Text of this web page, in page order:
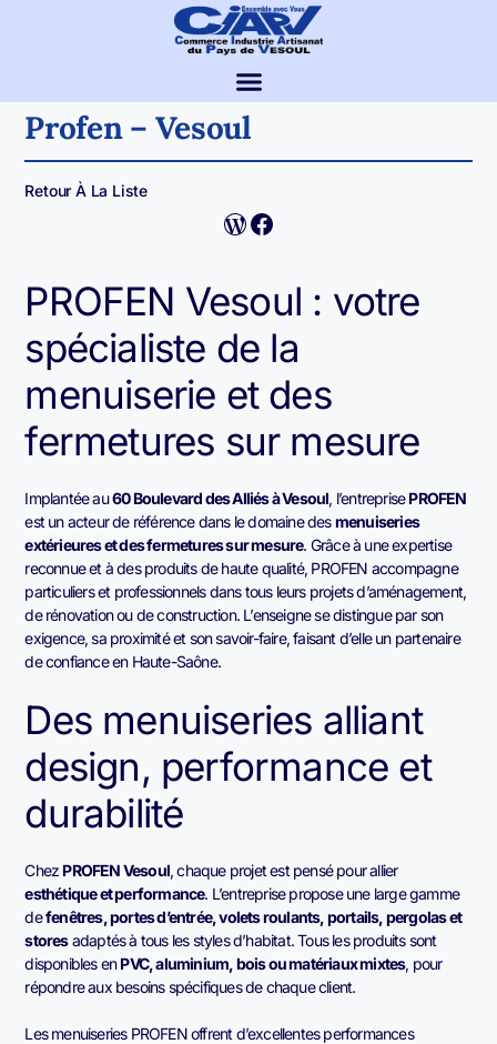
Profen – Vesoul
Retour À La Liste
PROFEN Vesoul : votre
spécialiste de la
menuiserie et des
fermetures sur mesure
Implantée au60 Boulevard des Alliés à Vesoul, l’entreprisePROFEN
est un acteur de référence dans le domaine desmenuiseries
extérieures et des fermetures sur mesure. Grâce à une expertise
reconnue et à des produits de haute qualité, PROFEN accompagne
particuliers et professionnels dans tous leurs projets d’aménagement,
de rénovation ou de construction. L’enseigne se distingue par son
exigence, sa proximité et son savoir-faire, faisant d’elle un partenaire
de confiance en Haute-Saône.
Des menuiseries alliant
design, performance et
durabilité
Chez PROFEN Vesoul, chaque projet est pensé pour allier
esthétique et performance. L’entreprise propose une large gamme
defenêtres, portes d’entrée, volets roulants, portails, pergolas et
storesadaptés à tous les styles d’habitat. Tous les produits sont
disponibles enPVC, aluminium, bois ou matériaux mixtes, pour
répondre aux besoins spécifiques de chaque client.
Les menuiseries PROFEN offrent d’excellentes performances